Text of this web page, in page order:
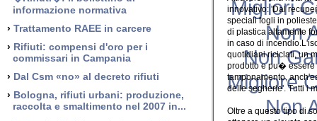
informazione normativa
› Trattamento RAEE in carcere
› Rifiuti: compensi d'oro per i
commissari in Campania
› Dal Csm «no» al decreto rifiuti
› Bologna, rifiuti urbani: produzione,
raccolta e smaltimento nel 2007 in...
innovativo: 'Dal
speciali fogli in
di plastica altamente
in caso di
quotidiani riciclati, un
prodotto e pu� essere
tamponamento,
delle segherie'. Tutti i
Oltre a questo tipo di
Migliori
Non
Non
Migliore
Non